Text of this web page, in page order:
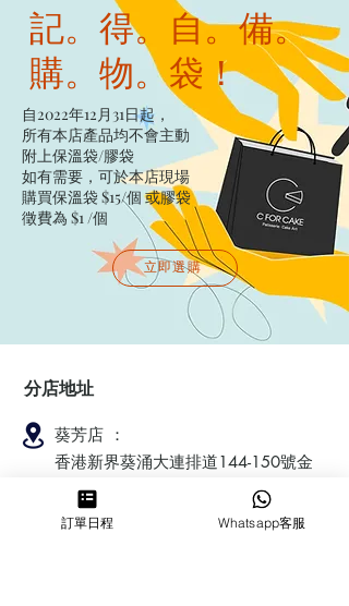
記。得。自。備。
購。物。袋！
自2022年12月31日起，
所有本店產品均不會主動
附上保溫袋/膠袋​
如有需要，可於本店現場
購買保溫袋 $15/個​ 或膠袋
徵費為 $1 /個
立即選購
分店地址
葵芳店 ：
香港新界葵涌大連排道144-150號金
豐工業大廈第一期23樓F室
訂單日程 Whatsapp客服